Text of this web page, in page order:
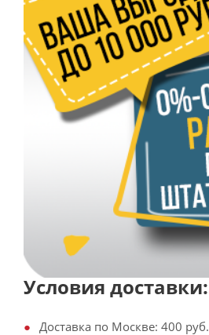
Условия доставки:
Доставка по Москве: 400 руб.